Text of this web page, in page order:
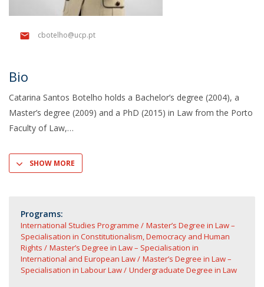
cbotelho@ucp.pt
Bio
Catarina Santos Botelho holds a Bachelor’s degree (2004), a
Master’s degree (2009) and a PhD (2015) in Law from the Porto
Faculty of Law,
SHOW MORE
Programs:
International Studies Programme
Master’s Degree in Law –
Specialisation in Constitutionalism, Democracy and Human
Rights
Master’s Degree in Law – Specialisation in
International and European Law
Master’s Degree in Law –
Specialisation in Labour Law
Undergraduate Degree in Law